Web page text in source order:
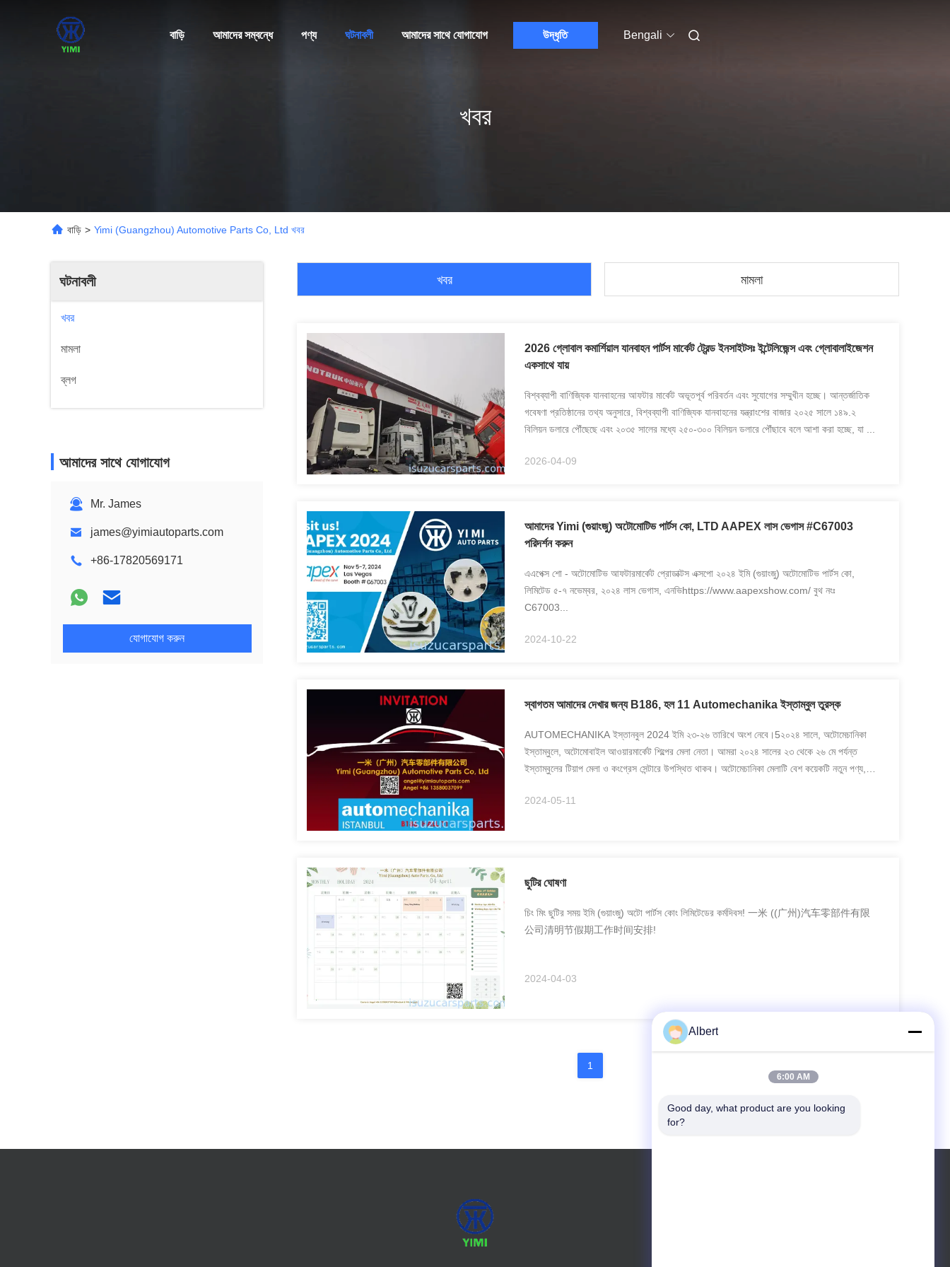
বাড়ি আমাদের সম্বন্ধে পণ্য ঘটনাবলী আমাদের সাথে যোগাযোগ উদ্ধৃতি Bengali
খবর
বাড়ি > Yimi (Guangzhou) Automotive Parts Co, Ltd খবর
ঘটনাবলী
খবর
মামলা
ব্লগ
আমাদের সাথে যোগাযোগ
Mr. James
james@yimiautoparts.com
+86-17820569171
যোগাযোগ করুন
খবর মামলা
2026 গ্লোবাল কমার্শিয়াল যানবাহন পার্টস মার্কেট ট্রেন্ড ইনসাইটসঃ ইন্টেলিজেন্স এবং গ্লোবালাইজেশন
একসাথে যায়
বিশ্বব্যাপী বাণিজ্যিক যানবাহনের আফটার মার্কেট অভূতপূর্ব পরিবর্তন এবং সুযোগের সম্মুখীন হচ্ছে। আন্তর্জাতিক
গবেষণা প্রতিষ্ঠানের তথ্য অনুসারে, বিশ্বব্যাপী বাণিজ্যিক যানবাহনের যন্ত্রাংশের বাজার ২০২৫ সালে ১৪৯.২
বিলিয়ন ডলারে পৌঁছেছে এবং ২০৩৫ সালের মধ্যে ২৫০-৩০০ বিলিয়ন ডলারে পৌঁছাবে বলে আশা করা হচ্ছে, যা ...
2026-04-09
আমাদের Yimi (গুয়াংজু) অটোমোটিভ পার্টস কো, LTD AAPEX লাস ভেগাস #C67003
পরিদর্শন করুন
এএপেক্স শো - অটোমোটিভ আফটারমার্কেট প্রোডাক্টস এক্সপো ২০২৪ ইমি (গুয়াংজু) অটোমোটিভ পার্টস কো,
লিমিটেড ৫-৭ নভেম্বর, ২০২৪ লাস ভেগাস, এনভিhttps://www.aapexshow.com/ বুথ নংঃ
C67003...
2024-10-22
স্বাগতম আমাদের দেখার জন্য B186, হল 11 Automechanika ইস্তাম্বুল তুরস্ক
AUTOMECHANIKA ইস্তানবুল 2024 ইমি ২৩-২৬ তারিখে অংশ নেবে।5২০২৪ সালে, অটোমেচানিকা
ইস্তাম্বুলে, অটোমোবাইল আওয়ারমার্কেট শিল্পের মেলা নেতা। আমরা ২০২৪ সালের ২৩ থেকে ২৬ মে পর্যন্ত
ইস্তাম্বুলের টিয়াপ মেলা ও কংগ্রেস সেন্টারে উপস্থিত থাকব। অটোমেচানিকা মেলাটি বেশ কয়েকটি নতুন পণ্য,
2024-05-11
ছুটির ঘোষণা
চিং মিং ছুটির সময় ইমি (গুয়াংজু) অটো পার্টস কোং লিমিটেডের কর্মদিবস! 一米 ((广州)汽车零部件有限
公司清明节假期工作时间安排!
2024-04-03
1
Albert
6:00 AM
Good day, what product are you looking
for?